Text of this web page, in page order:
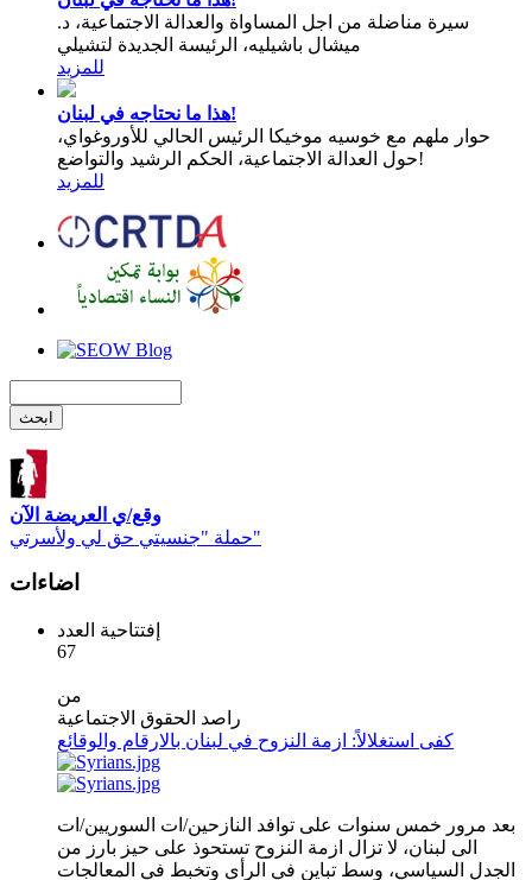
سيرة مناضلة من اجل المساواة والعدالة الاجتماعية، د.
ميشال باشيليه، الرئيسة الجديدة لتشيلي
للمزيد
هذا ما نحتاجه في لبنان!
حوار ملهم مع خوسيه موخيكا الرئيس الحالي للأوروغواي،
حول العدالة الاجتماعية، الحكم الرشيد والتواضع!
للمزيد
وقع/ي العريضة الآن
حملة "جنسيتي حق لي ولأسرتي"
اضاءات
إفتتاحية العدد
67
من
راصد الحقوق الاجتماعية
كفى استغلالاً: ازمة النزوح في لبنان بالارقام والوقائع
بعد مرور خمس سنوات على توافد النازحين/ات السوريين/ات
الى لبنان، لا تزال ازمة النزوح تستحوذ على حيز بارز من
الجدل السياسي، وسط تباين في الرأي وتخبط في المعالجات